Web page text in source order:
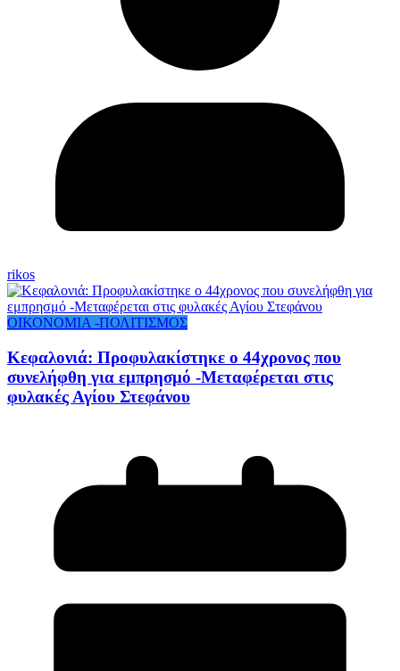
rikos
ΟΙΚΟΝΟΜΙΑ -ΠΟΛΙΤΙΣΜΟΣ
Κεφαλονιά: Προφυλακίστηκε ο 44χρονος που
συνελήφθη για εμπρησμό -Μεταφέρεται στις
φυλακές Αγίου Στεφάνου